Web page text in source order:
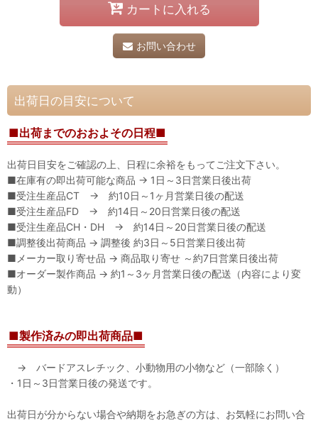
カートに入れる
お問い合わせ
出荷日の目安について
■出荷までのおおよその日程■
出荷日目安をご確認の上、日程に余裕をもってご注文下さい。
■在庫有の即出荷可能な商品 → 1日～3日営業日後出荷
■受注生産品CT → 約10日～1ヶ月営業日後の配送
■受注生産品FD → 約14日～20日営業日後の配送
■受注生産品CH・DH → 約14日～20日営業日後の配送
■調整後出荷商品 → 調整後 約3日～5日営業日後出荷
■メーカー取り寄せ品 → 商品取り寄せ ～約7日営業日後出荷
■オーダー製作商品 → 約1～3ヶ月営業日後の配送（内容により変
動）
■製作済みの即出荷商品■
→ バードアスレチック、小動物用の小物など（一部除く）
・1日～3日営業日後の発送です。
出荷日が分からない場合や納期をお急ぎの方は、お気軽にお問い合